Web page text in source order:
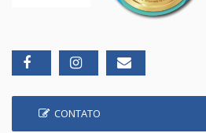
CONTATO